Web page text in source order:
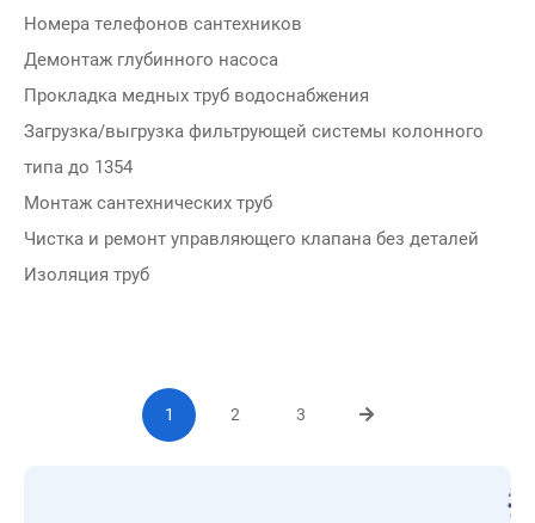
Номера телефонов сантехников
Демонтаж глубинного насоса
Прокладка медных труб водоснабжения
Загрузка/выгрузка фильтрующей системы колонного
типа до 1354
Монтаж сантехнических труб
Чистка и ремонт управляющего клапана без деталей
Изоляция труб
1 2 3